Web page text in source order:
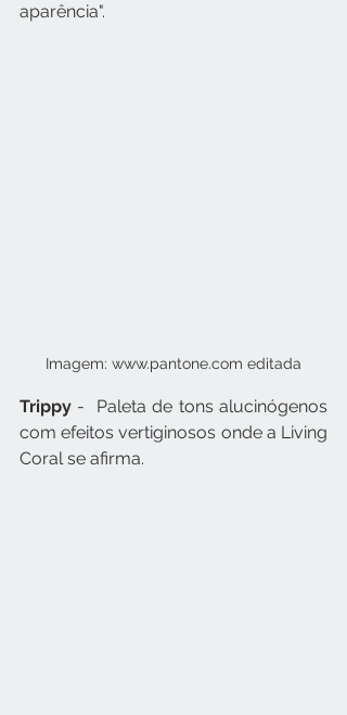
aparência".
Imagem: www.pantone.com editada
Trippy -  Paleta de tons alucinógenos
com efeitos vertiginosos onde a Living
Coral se afirma.